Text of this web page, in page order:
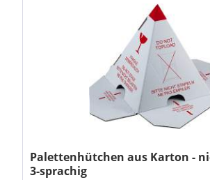
Palettenhütchen aus Karton -
3-sprachig